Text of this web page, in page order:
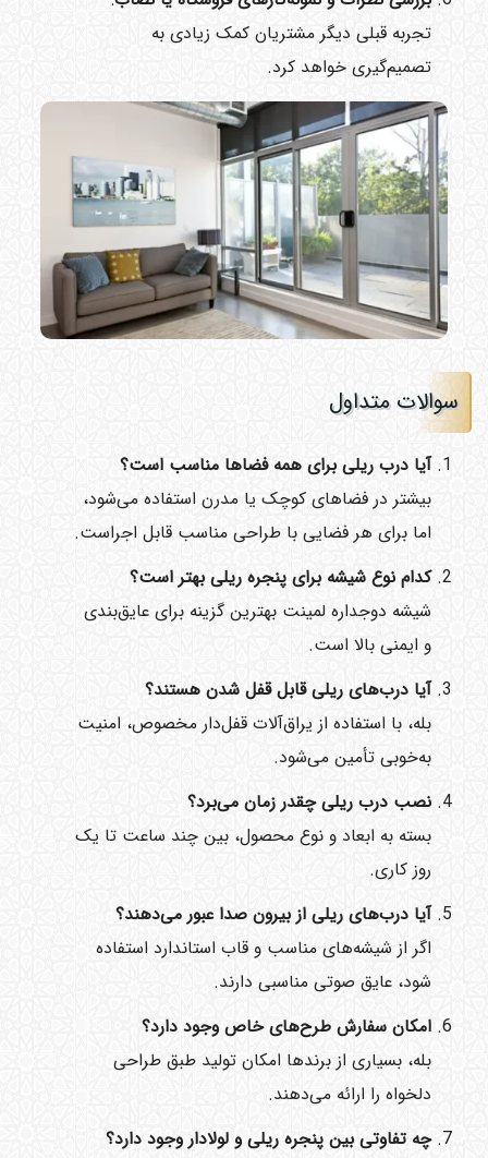
تجربه قبلی دیگر مشتریان کمک زیادی به
تصمیم‌گیری خواهد کرد.
سوالات متداول
آیا درب ریلی برای همه فضاها مناسب است؟
بیشتر در فضاهای کوچک یا مدرن استفاده می‌شود،
اما برای هر فضایی با طراحی مناسب قابل اجراست.
کدام نوع شیشه برای پنجره ریلی بهتر است؟
شیشه دوجداره لمینت بهترین گزینه برای عایق‌بندی
و ایمنی بالا است.
آیا درب‌های ریلی قابل قفل شدن هستند؟
بله، با استفاده از یراق‌آلات قفل‌دار مخصوص، امنیت
به‌خوبی تأمین می‌شود.
نصب درب ریلی چقدر زمان می‌برد؟
بسته به ابعاد و نوع محصول، بین چند ساعت تا یک
روز کاری.
آیا درب‌های ریلی از بیرون صدا عبور می‌دهند؟
اگر از شیشه‌های مناسب و قاب استاندارد استفاده
شود، عایق صوتی مناسبی دارند.
امکان سفارش طرح‌های خاص وجود دارد؟
بله، بسیاری از برندها امکان تولید طبق طراحی
دلخواه را ارائه می‌دهند.
چه تفاوتی بین پنجره ریلی و لولادار وجود دارد؟